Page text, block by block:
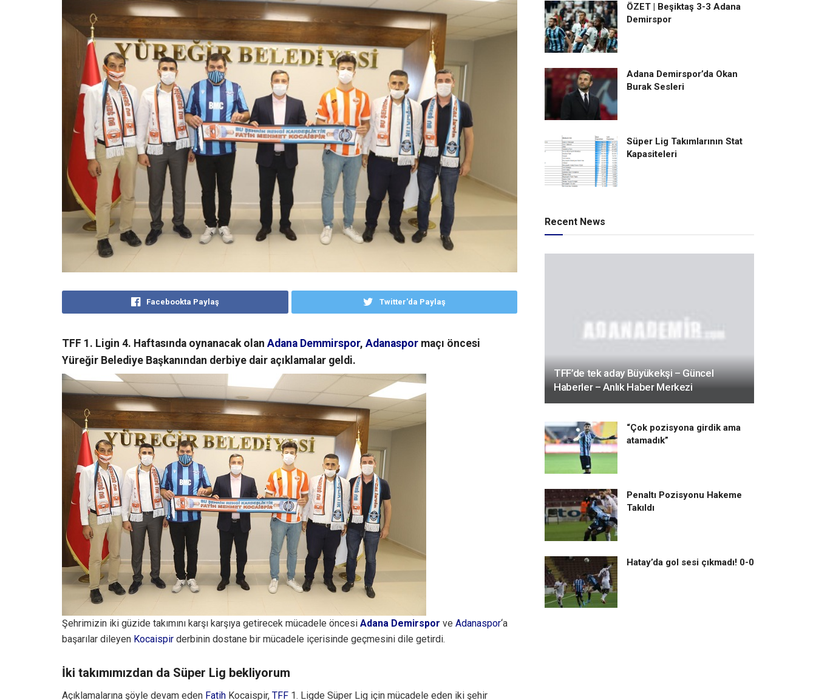
Facebookta Paylaş Twitter'da Paylaş
TFF 1. Ligin 4. Haftasında oynanacak olan Adana Demmirspor, Adanaspor maçı öncesi
Yüreğir Belediye Başkanından derbiye dair açıklamalar geldi.
Şehrimizin iki güzide takımını karşı karşıya getirecek mücadele öncesi Adana Demirspor ve Adanaspor‘a
başarılar dileyen Kocaispir derbinin dostane bir mücadele içerisinde geçmesini dile getirdi.
İki takımımızdan da Süper Lig bekliyorum
Açıklamalarına şöyle devam eden Fatih Kocaispir, TFF 1. Ligde Süper Lig için mücadele eden iki şehir
ÖZET | Beşiktaş 3-3 Adana
Demirspor
Adana Demirspor’da Okan
Burak Sesleri
Süper Lig Takımlarının Stat
Kapasiteleri
Recent News
TFF’de tek aday Büyükekşi – Güncel
Haberler – Anlık Haber Merkezi
“Çok pozisyona girdik ama
atamadık”
Penaltı Pozisyonu Hakeme
Takıldı
Hatay’da gol sesi çıkmadı! 0-0